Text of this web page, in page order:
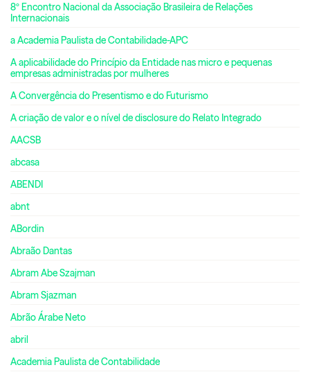
8º Encontro Nacional da Associação Brasileira de Relações
Internacionais
a Academia Paulista de Contabilidade-APC
A aplicabilidade do Princípio da Entidade nas micro e pequenas
empresas administradas por mulheres
A Convergência do Presentismo e do Futurismo
A criação de valor e o nível de disclosure do Relato Integrado
AACSB
abcasa
ABENDI
abnt
ABordin
Abraão Dantas
Abram Abe Szajman
Abram Sjazman
Abrão Árabe Neto
abril
Academia Paulista de Contabilidade